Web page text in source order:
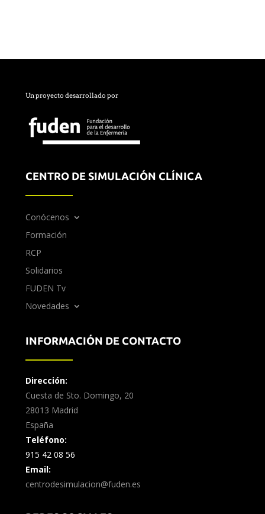
Un proyecto desarrollado por
CENTRO DE SIMULACIÓN CLÍNICA
Conócenos
Formación
RCP
Solidarios
FUDEN Tv
Novedades
INFORMACIÓN DE CONTACTO
Dirección:
Cuesta de Sto. Domingo, 20
28013 Madrid
España
Teléfono:
915 42 08 56
Email:
centrodesimulacion@fuden.es